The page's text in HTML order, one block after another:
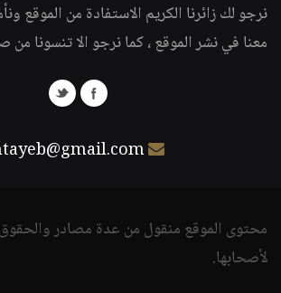
نرجو لك زائرنا الكريم الاستفادة من الموقع
معنا في نشر الموقع ، كما نرجو الا تنسونا من
محتوى الموقع منقول من عدة مصادر
لأصحابها.